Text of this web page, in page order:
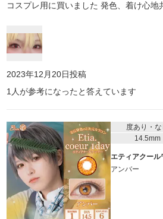
コスプレ用に買いました 発色、着け心地
2023年12月20日投稿
1 人が参考になったと答えています
度あり・な
14.5mm
エティアクール
アンバー